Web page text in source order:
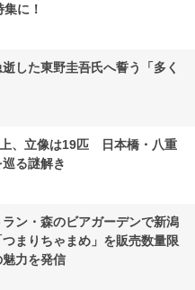
に！
した東野圭吾氏へ誓う「多く
、立像は19匹 日本橋・八重
る謎解き
ン・森のビアガーデンで新潟
まりちゃまめ」を販売数量限
力を発信